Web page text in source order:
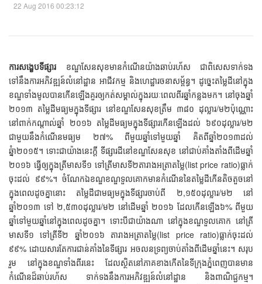
22 Aug 2016 00:23:12
ការសង្ខេបទីផ្សារ ខណ្ឌសែនសុខមានកំណើនយ៉ាងឆាប់រហ័ស ជាពិសេសទាក់ទង
ទៅនឹងការអភិវឌ្ឍន៍លំនៅដ្ឋាន អាជីវកម្ម និងហេដ្ឋារចនាសម្ព័ន្ធ។ ដូច្នេះតម្លៃដីនៅក្នុង
ខណ្ឌទាំងមូលបានកើនឡើងគួរឲ្យកត់សម្គាល់ក្នុងរយៈពេលពីរឆ្នាំកន្លងមក។ នៅចុងឆ្នាំ
២០១៣ តម្លៃដីមធ្យមក្នុងទីផ្សារ នៅខណ្ឌសែនសុខត្រឹម ៣៨០ ដុល្លារ/ម២ប៉ុណ្ណោះ
នៅពាក់កណ្តាល់ឆ្នាំ ២០១៦ តម្លៃដីមធ្យមក្នុងទីផ្សារកើនឡើងដល់ ៦៩០ដុល្លារ/ម២
ជាមួយនឹងកំណើនមធ្យម ២៧% ពីមួយឆ្នាំទៅមួយឆ្នាំ គិតពីឆ្នាំ២០១៣ដល់
ឆ្នំា២០១៥។ ទោះជាយ៉ាងនេះក្តី ទីផ្សារដីនៅខណ្ឌសែនសុខ នៅជាប់គាំងតាំងពីដើមឆ្នាំ
២០១៦ ធ្វើឲ្យក្នុងត្រីមាសទី១ ទៅត្រីមាសទី២តារាងអត្រាតម្លៃ(list price ratio)ធ្លាក់
ចុះដល់ ៩៩%។ ចំណែកឯខណ្ឌខណ្ឌទួលគោកមានកំណើននៃតម្លៃដីកើនតិចតួចនៅ
ក្នុងពេលដូចគ្នានោះ តម្លៃដីជាមធ្យមក្នុងទីផ្សារចាប់ពី ២,១៥០ដុល្លារ/ម២ នៅ
ឆ្នាំ២០១៣ ទៅ ២,៥៣០ដុល្លារ/ម២ នៅដើមឆ្នាំ ២០១៦ ដែលកើនឡើង៦% ពីមួយ
ឆ្នាំទៅមួយឆ្នាំនៅក្នុងពេលដូចគ្នា។ ទោះបីជាយ៉ាងណា នៅក្នុងខណ្ឌទួលគោក នៅត្រី
មាសទី១ ទៅត្រីទី២ ឆ្នាំ២០១៦ តារាងអត្រាតម្លៃ(list price ratio)ធ្លាក់ចុះដល់
៩៩% ដោយសារតែការជាន់គាំងនៃទីផ្សារ អចលនទ្រព្យចាប់តាំងពីដើមឆ្នាំនេះ។ សរុប
រួម នៅក្នុងខណ្ឌទាំងពីរនេះ ដែលស្ថិតនៅភាគខាងកើតនៃទីក្រុងភ្នំពេញបានមាន
កំណើនដ៏ឆាប់រហ័ស ទាក់ទងនឹងការអភិវឌ្ឍន៍លំនៅដ្ឋាន និងពាណិជ្ជកម្ម។